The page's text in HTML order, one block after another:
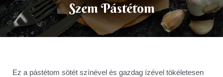
Szem Pástétom
Ez a pástétom sötét színével és gazdag ízével tökéletesen